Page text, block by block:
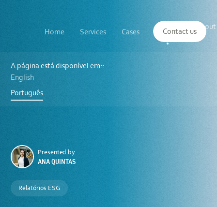
CSRD
discutida
Engenheiros
A página está disponível em::
English
Português
Presented by
ANA QUINTAS
Relatórios ESG
Home Services Cases Insights
About
us
Contact us